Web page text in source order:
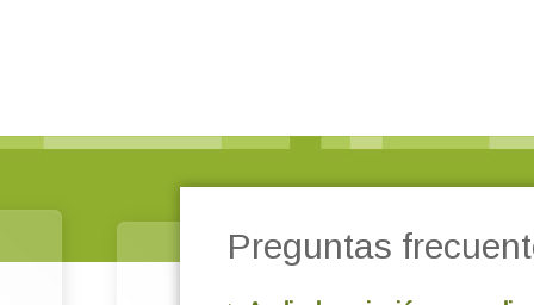
Preguntas